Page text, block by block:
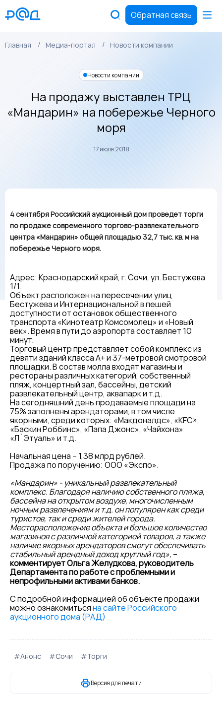
Обратная связь
Главная Медиа-портал Новости компании
Новости компании
На продажу выставлен ТРЦ
«Мандарин» на побережье Черного
моря
17 июля 2018
4 сентября Российский аукционный дом проведет торги
по продаже современного торгово-развлекательного
центра «Мандарин» общей площадью 32,7 тыс. кв. м на
побережье Черного моря.
Адрес: Краснодарский край, г. Сочи, ул. Бестужева
1/1.
Объект расположен на пересечении улиц
Бестужева и Интернациональной в пешей
доступности от остановок общественного
транспорта «Кинотеатр Комсомолец» и «Новый
век». Время в пути до аэропорта составляет 10
минут.
Торговый центр представляет собой комплекс из
девяти зданий класса А+ и 37-метровой смотровой
площадки. В состав молла входят магазины и
рестораны различных категорий, собственный
пляж, концертный зал, бассейны, детский
развлекательный центр, аквапарк и т.д.
На сегодняшний день продаваемые площади на
75% заполнены арендаторами, в том числе
якорными, среди которых: «Макдоналдс», «KFC»,
«Баскин Роббинс», «Папа Джонс», «Чайхона»
«Л`Этуаль» и т.д.
Начальная цена – 1,38 млрд рублей.
Продажа по поручению: ООО «Экспо».
«Мандарин» - уникальный развлекательный
комплекс. Благодаря наличию собственного пляжа,
бассейна на открытом воздухе, многочисленным
ночным развлечениям и т.д. он популярен как среди
туристов, так и среди жителей города.
Месторасположение объекта и большое количество
магазинов с различной категорией товаров, а также
наличие якорных арендаторов смогут обеспечивать
стабильный арендный доход круглый год», –
комментирует Ольга Желудкова, руководитель
Департамента по работе с проблемными и
непрофильными активами банков.
С подробной информацией об объекте продажи
можно ознакомитьсяна сайте Российского
аукционного дома (РАД)
#Анонс #Сочи #Торги
Версия для печати